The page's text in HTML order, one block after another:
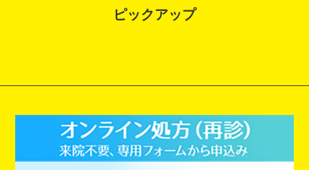
ピックアップ